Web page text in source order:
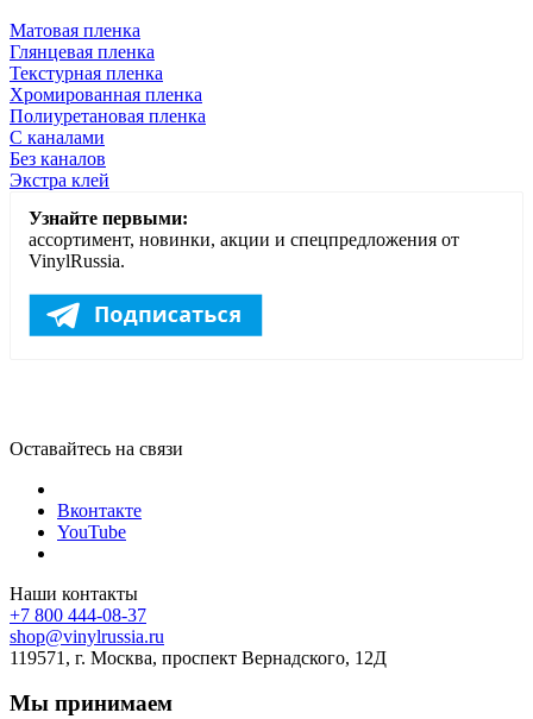
Матовая пленка
Глянцевая пленка
Текстурная пленка
Хромированная пленка
Полиуретановая пленка
С каналами
Без каналов
Экстра клей
Узнайте первыми:
ассортимент, новинки, акции и спецпредложения от
VinylRussia.
Оставайтесь на связи
Вконтакте
YouTube
Наши контакты
+7 800 444-08-37
shop@vinylrussia.ru
119571, г. Москва, проспект Вернадского, 12Д
Мы принимаем